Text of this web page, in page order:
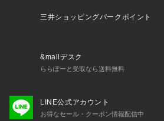
三井ショッピングパークポイント
&mallデスク
ららぽーと受取なら送料無料
LINE公式アカウント
お得なセール・クーポン情報配信中